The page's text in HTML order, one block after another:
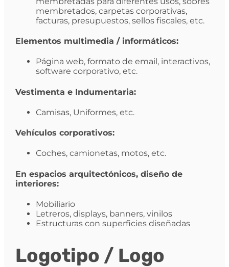
membretados, carpetas corporativas,
facturas, presupuestos, sellos fiscales, etc.
Elementos multimedia / informáticos:
Página web, formato de email, interactivos,
software corporativo, etc.
Vestimenta e Indumentaria:
Camisas, Uniformes, etc.
Vehículos corporativos:
Coches, camionetas, motos, etc.
En espacios arquitectónicos, diseño de
interiores:
Mobiliario
Letreros, displays, banners, vinilos
Estructuras con superficies diseñadas
Logotipo / Logo